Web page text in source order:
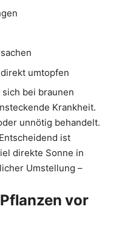
umtopfen
bei braunen
Krankheit.
unnötig behandelt.
ist
direkte Sonne in
Umstellung –
vor